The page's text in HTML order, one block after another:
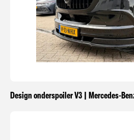
Design onderspoiler V3 | Mercedes-